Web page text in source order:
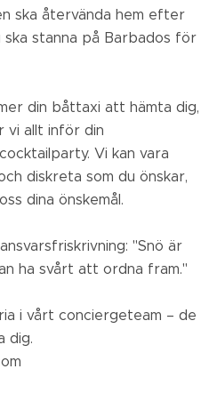
ska återvända hem efter
ska stanna på Barbados för
din båttaxi att hämta dig,
vi allt inför din
Vi kan vara
diskreta som du önskar,
dina önskemål.
"Snö är
ha svårt att ordna fram."
i vårt conciergeteam – de
dig.